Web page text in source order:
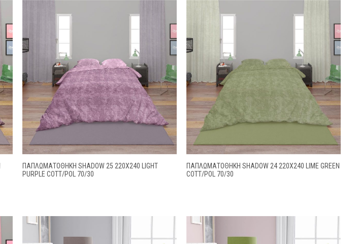
ΠΑΠΛΩΜΑΤΟΘΉΚΗ SHADOW 25 220X240 LIGHT
PURPLE COTT/POL 70/30
ΠΑΠΛΩΜΑΤΟΘΉΚΗ SHADOW 24 220X240 LIME GREEN
COTT/POL 70/30